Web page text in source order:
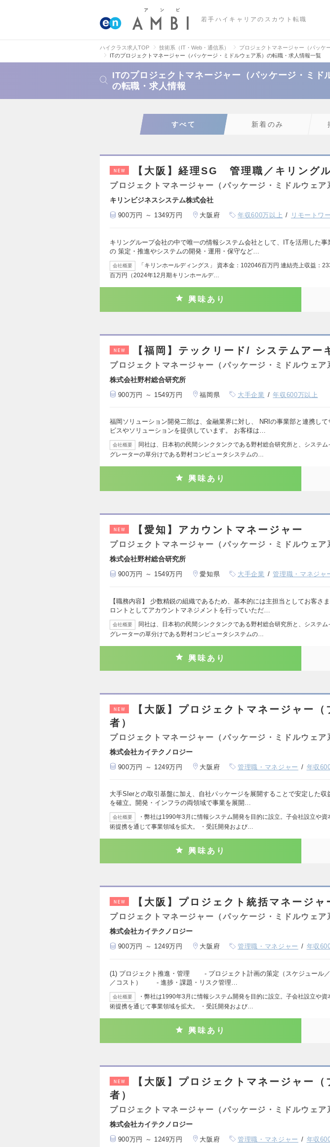
若手ハイキャリアのスカウト転職
ハイクラス求人TOP 技術系（IT・Web・通信系）
プロジェクトマネージャー（パッケ
ITのプロジェクトマネージャー（パッケージ・ミドルウェア系）の転職・求人情報一覧
ITのプロジェクトマネージャー（パッケージ・ミド
の転職・求人情報
すべて 新着のみ
NEW 【大阪】経理SG 管理職／キリング
プロジェクトマネージャー（パッケージ・ミドルウェア
キリンビジネスシステム株式会社
900万円 ～ 1349万円 大阪府 年収600万以上 リモートワ
キリングループ会社の中で唯一の情報システム会社として、ITを活用した事
の 策定・推進やシステムの開発・運用・保守など…
会社概要
「キリンホールディングス」 資本金：102046百万円 連結売上収益：
百万円（2024年12月期キリンホールデ…
興味あり
NEW 【福岡】テックリード/ システムアー
プロジェクトマネージャー（パッケージ・ミドルウェア
株式会社野村総合研究所
900万円 ～ 1549万円 福岡県 大手企業 年収600万以上
福岡ソリューション開発二部は、金融業界に対し、 NRIの事業部と連携して
ビスやソリューションを提供しています。 お客様は…
会社概要
同社は、日本初の民間シンクタンクである野村総合研究所と、システム
グレーターの草分けである野村コンピュータシステムの…
興味あり
NEW 【愛知】アカウントマネージャー
プロジェクトマネージャー（パッケージ・ミドルウェア
株式会社野村総合研究所
900万円 ～ 1549万円 愛知県 大手企業 管理職・マネジャ
【職務内容】 少数精鋭の組織であるため、基本的には主担当としてお客さ
ロントとしてアカウントマネジメントを行っていただ…
会社概要
同社は、日本初の民間シンクタンクである野村総合研究所と、システム
グレーターの草分けである野村コンピュータシステムの…
興味あり
NEW
【大阪】プロジェクトマネージャー
者）
プロジェクトマネージャー（パッケージ・ミドルウェア
株式会社カイテクノロジー
900万円 ～ 1249万円 大阪府 管理職・マネジャー 年収
大手SIerとの取引基盤に加え、自社パッケージを展開することで安定した収
を確立。開発・インフラの両領域で事業を展開…
会社概要
・弊社は1990年3月に情報システム開発を目的に設立。子会社設立や資
術提携を通じて事業領域を拡大。 ・受託開発および…
興味あり
NEW 【大阪】プロジェクト統括マネージャ
プロジェクトマネージャー（パッケージ・ミドルウェア
株式会社カイテクノロジー
900万円 ～ 1249万円 大阪府 管理職・マネジャー 年収
(1) プロジェクト推進・管理 - プロジェクト計画の策定（スケジュール／
／コスト） - 進捗・課題・リスク管理…
会社概要
・弊社は1990年3月に情報システム開発を目的に設立。子会社設立や資
術提携を通じて事業領域を拡大。 ・受託開発および…
興味あり
NEW
【大阪】プロジェクトマネージャー
者）
プロジェクトマネージャー（パッケージ・ミドルウェア
株式会社カイテクノロジー
900万円 ～ 1249万円 大阪府 管理職・マネジャー 年収